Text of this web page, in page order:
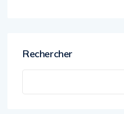
Rechercher